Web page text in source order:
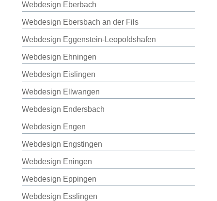
Webdesign Eberbach
Webdesign Ebersbach an der Fils
Webdesign Eggenstein-Leopoldshafen
Webdesign Ehningen
Webdesign Eislingen
Webdesign Ellwangen
Webdesign Endersbach
Webdesign Engen
Webdesign Engstingen
Webdesign Eningen
Webdesign Eppingen
Webdesign Esslingen